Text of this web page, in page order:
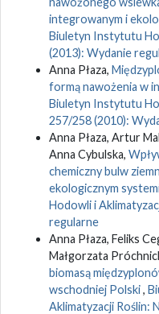
integrowanym i
Biuletyn Instytutu
(2013): Wydanie
Anna Płaza,
formą nawożenia w
Biuletyn Instytutu
257/258 (2010):
Anna Płaza, Artur
Anna Cybulska,
chemiczny bulw
ekologicznym
Hodowli i
regularne
Anna Płaza, Feliks
Małgorzata
biomasą
wschodniej Polski,
Aklimatyzacji Roślin: